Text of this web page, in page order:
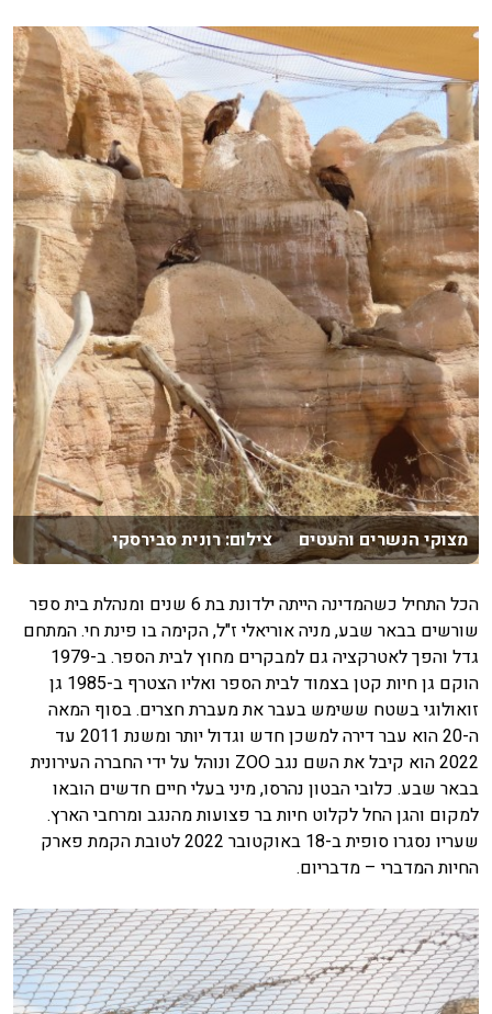
מצוקי הנשרים והעטים צילום: רונית סבירסקי
הכל התחיל כשהמדינה הייתה ילדונת בת 6 שנים ומנהלת בית ספר
שורשים בבאר שבע, מניה אוריאלי ז"ל, הקימה בו פינת חי. המתחם
גדל והפך לאטרקציה גם למבקרים מחוץ לבית הספר. ב-1979
הוקם גן חיות קטן בצמוד לבית הספר ואליו הצטרף ב-1985 גן
זואולוגי בשטח ששימש בעבר את מעברת חצרים. בסוף המאה
ה-20 הוא עבר דירה למשכן חדש וגדול יותר ומשנת 2011 עד
2022 הוא קיבל את השם נגב ZOO ונוהל על ידי החברה העירונית
בבאר שבע. כלובי הבטון נהרסו, מיני בעלי חיים חדשים הובאו
למקום והגן החל לקלוט חיות בר פצועות מהנגב ומרחבי הארץ.
שעריו נסגרו סופית ב-18 באוקטובר 2022 לטובת הקמת פארק
החיות המדברי – מדבריום.